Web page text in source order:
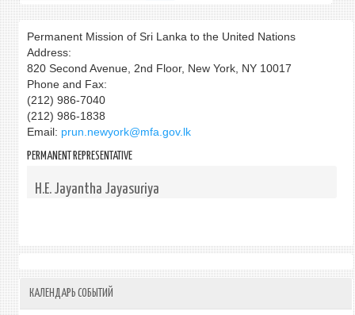
поиска
Permanent Mission of Sri Lanka to the United Nations
Address:
820 Second Avenue, 2nd Floor, New York, NY 10017
Phone and Fax:
(212) 986-7040
(212) 986-1838
Email: prun.newyork@mfa.gov.lk
PERMANENT REPRESENTATIVE
H.E. Jayantha Jayasuriya
КАЛЕНДАРЬ СОБЫТИЙ